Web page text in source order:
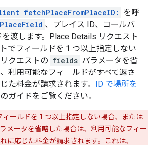
fetchPlaceFromPlaceID:
を呼
、プレイス ID、コールバ
を渡します。Place Details リクエスト
でフィールドを 1 つ以上指定しない
クエストの fields パラメータを省
利用可能なフィールドがすべて返さ
た料金が請求されます。 ID で場所を
ガイドをご覧ください。
ィールドを 1 つ以上指定しない場合、または
メータを省略した場合は、利用可能なフィー
に応じた料金が請求されます。これは、